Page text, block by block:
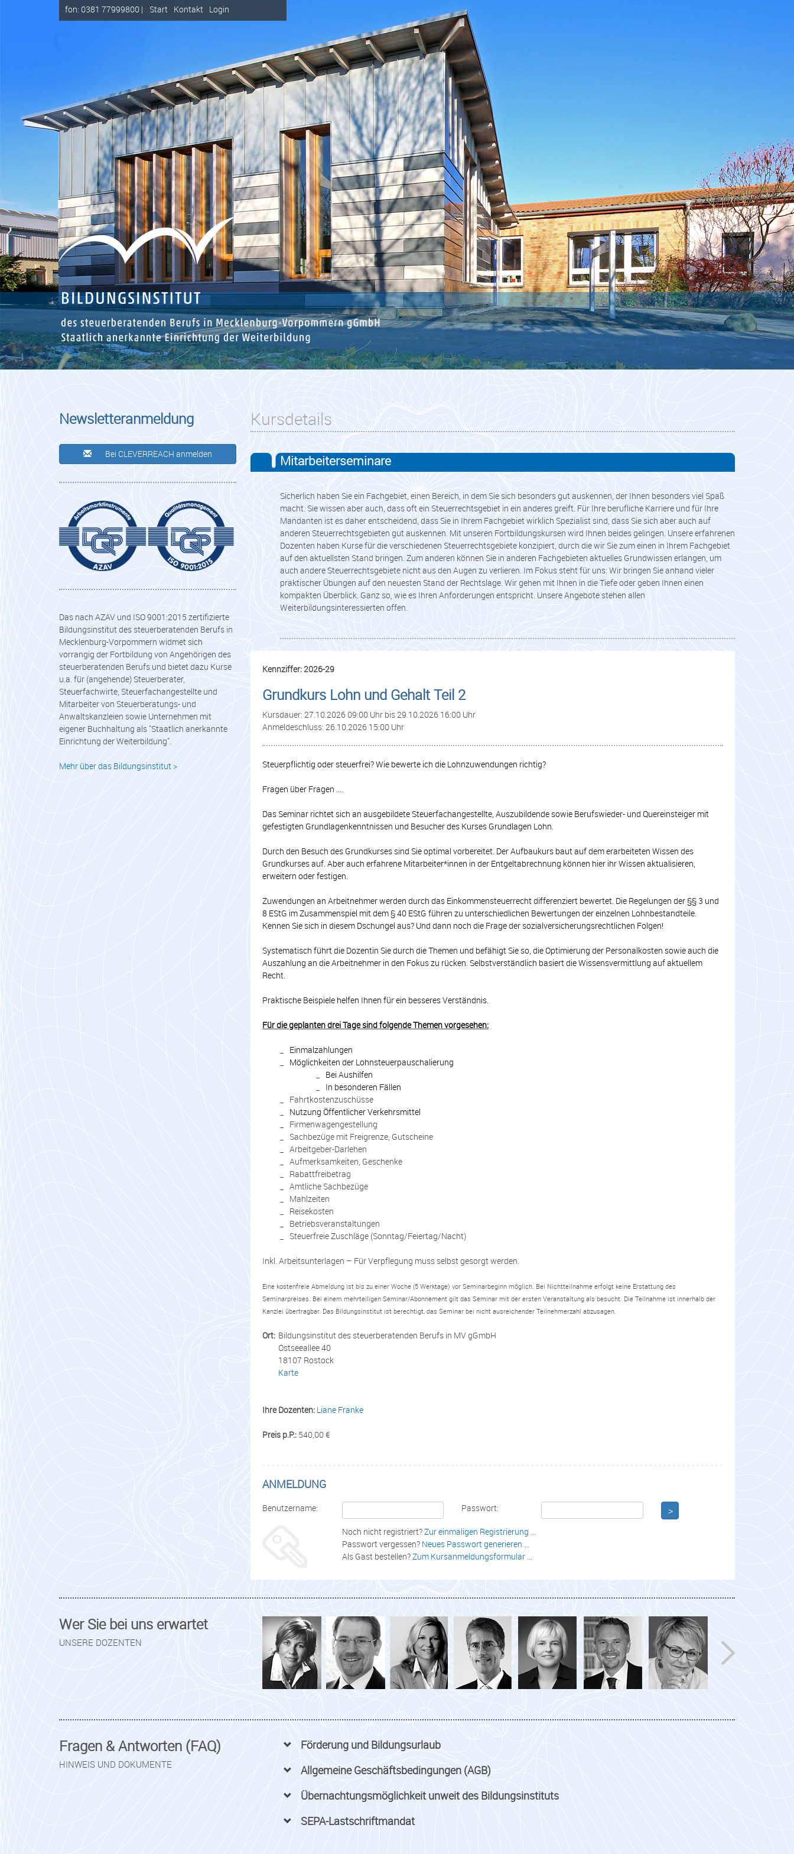
fon: 0381 77999800 | Start Kontakt Login
Kursdetails
Mitarbeiterseminare
Sicherlich haben Sie ein Fachgebiet, einen Bereich, in dem Sie sich besonders gut auskennen, der Ihnen besonders viel Spaß
macht. Sie wissen aber auch, dass oft ein Steuerrechtsgebiet in ein anderes greift. Für Ihre berufliche Karriere und für Ihre
Mandanten ist es daher entscheidend, dass Sie in Ihrem Fachgebiet wirklich Spezialist sind, dass Sie sich aber auch auf
anderen Steuerrechtsgebieten gut auskennen. Mit unseren Fortbildungskursen wird Ihnen beides gelingen. Unsere erfahrenen
Dozenten haben Kurse für die verschiedenen Steuerrechtsgebiete konzipiert, durch die wir Sie zum einen in Ihrem Fachgebiet
auf den aktuellsten Stand bringen. Zum anderen können Sie in anderen Fachgebieten aktuelles Grundwissen erlangen, um
auch andere Steuerrechtsgebiete nicht aus den Augen zu verlieren. Im Fokus steht für uns: Wir bringen Sie anhand vieler
praktischer Übungen auf den neuesten Stand der Rechtslage. Wir gehen mit Ihnen in die Tiefe oder geben Ihnen einen
kompakten Überblick. Ganz so, wie es Ihren Anforderungen entspricht. Unsere Angebote stehen allen
Weiterbildungsinteressierten offen.
Kennziffer: 2026-29
Grundkurs Lohn und Gehalt Teil 2
Kursdauer: 27.10.2026 09:00 Uhr bis 29.10.2026 16:00 Uhr
Anmeldeschluss: 26.10.2026 15:00 Uhr
Steuerpflichtig oder steuerfrei? Wie bewerte ich die Lohnzuwendungen richtig?
Fragen über Fragen ….
Das Seminar richtet sich an ausgebildete Steuerfachangestellte, Auszubildende sowie Berufswieder- und Quereinsteiger mit
gefestigten Grundlagenkenntnissen und Besucher des Kurses Grundlagen Lohn.
Durch den Besuch des Grundkurses sind Sie optimal vorbereitet. Der Aufbaukurs baut auf dem erarbeiteten Wissen des
Grundkurses auf. Aber auch erfahrene Mitarbeiter*innen in der Entgeltabrechnung können hier ihr Wissen aktualisieren,
erweitern oder festigen.
Zuwendungen an Arbeitnehmer werden durch das Einkommensteuerrecht differenziert bewertet. Die Regelungen der §§ 3 und
8 EStG im Zusammenspiel mit dem § 40 EStG führen zu unterschiedlichen Bewertungen der einzelnen Lohnbestandteile.
Kennen Sie sich in diesem Dschungel aus? Und dann noch die Frage der sozialversicherungsrechtlichen Folgen!
Systematisch führt die Dozentin Sie durch die Themen und befähigt Sie so, die Optimierung der Personalkosten sowie auch die
Auszahlung an die Arbeitnehmer in den Fokus zu rücken. Selbstverständlich basiert die Wissensvermittlung auf aktuellem
Recht.
Praktische Beispiele helfen Ihnen für ein besseres Verständnis.
Für die geplanten drei Tage sind folgende Themen vorgesehen:
Einmalzahlungen
Möglichkeiten der Lohnsteuerpauschalierung
Bei Aushilfen
In besonderen Fällen
Fahrtkostenzuschüsse
Nutzung Öffentlicher Verkehrsmittel
Firmenwagengestellung
Sachbezüge mit Freigrenze, Gutscheine
Arbeitgeber-Darlehen
Aufmerksamkeiten, Geschenke
Rabattfreibetrag
Amtliche Sachbezüge
Mahlzeiten
Reisekosten
Betriebsveranstaltungen
Steuerfreie Zuschläge (Sonntag/Feiertag/Nacht)
Inkl. Arbeitsunterlagen – Für Verpflegung muss selbst gesorgt werden.
Eine kostenfreie Abmeldung ist bis zu einer Woche (5 Werktage) vor Seminarbeginn möglich. Bei Nichtteilnahme erfolgt keine Erstattung des
Seminarpreises. Bei einem mehrteiligen Seminar/Abonnement gilt das Seminar mit der ersten Veranstaltung als besucht. Die Teilnahme ist innerhalb der
Kanzlei übertragbar. Das Bildungsinstitut ist berechtigt, das Seminar bei nicht ausreichender Teilnehmerzahl abzusagen.
Ort: Bildungsinstitut des steuerberatenden Berufs in MV gGmbH
Ostseeallee 40
18107 Rostock
Karte
Ihre Dozenten: Liane Franke
Preis p.P.: 540,00 €
ANMELDUNG
Benutzername: Passwort: >
Noch nicht registriert?Zur einmaligen Registrierung ...
Passwort vergessen? Neues Passwort generieren ...
Als Gast bestellen?Zum Kursanmeldungsformular ...
Newsletteranmeldung
Bei CLEVERREACH anmelden
Das nach AZAV und ISO 9001:2015 zertifizierte
Bildungsinstitut des steuerberatenden Berufs in
Mecklenburg-Vorpommern widmet sich
vorrangig der Fortbildung von Angehörigen des
steuerberatenden Berufs und bietet dazu Kurse
u.a. für (angehende) Steuerberater,
Steuerfachwirte, Steuerfachangestellte und
Mitarbeiter von Steuerberatungs- und
Anwaltskanzleien sowie Unternehmen mit
eigener Buchhaltung als "Staatlich anerkannte
Einrichtung der Weiterbildung".
Mehr über das Bildungsinstitut >
Wer Sie bei uns erwartet
UNSERE DOZENTEN
Fragen & Antworten (FAQ)
HINWEIS UND DOKUMENTE
Förderung und Bildungsurlaub
Allgemeine Geschäftsbedingungen (AGB)
Übernachtungsmöglichkeit unweit des Bildungsinstituts
SEPA-Lastschriftmandat